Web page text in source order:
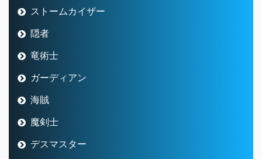
ストームカイザー
隠者
竜術士
ガーディアン
海賊
魔剣士
デスマスター